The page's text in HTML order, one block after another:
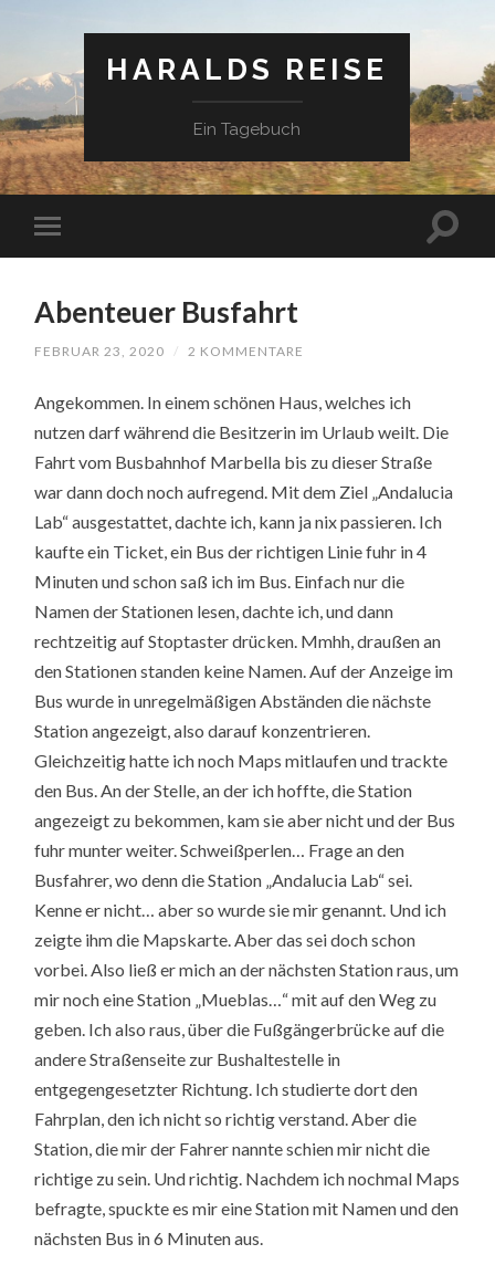
HARALDS REISE
Ein Tagebuch
Abenteuer Busfahrt
FEBRUAR 23, 2020 / 2 KOMMENTARE
Angekommen. In einem schönen Haus, welches ich
nutzen darf während die Besitzerin im Urlaub weilt. Die
Fahrt vom Busbahnhof Marbella bis zu dieser Straße
war dann doch noch aufregend. Mit dem Ziel „Andalucia
Lab“ ausgestattet, dachte ich, kann ja nix passieren. Ich
kaufte ein Ticket, ein Bus der richtigen Linie fuhr in 4
Minuten und schon saß ich im Bus. Einfach nur die
Namen der Stationen lesen, dachte ich, und dann
rechtzeitig auf Stoptaster drücken. Mmhh, draußen an
den Stationen standen keine Namen. Auf der Anzeige im
Bus wurde in unregelmäßigen Abständen die nächste
Station angezeigt, also darauf konzentrieren.
Gleichzeitig hatte ich noch Maps mitlaufen und trackte
den Bus. An der Stelle, an der ich hoffte, die Station
angezeigt zu bekommen, kam sie aber nicht und der Bus
fuhr munter weiter. Schweißperlen… Frage an den
Busfahrer, wo denn die Station „Andalucia Lab“ sei.
Kenne er nicht… aber so wurde sie mir genannt. Und ich
zeigte ihm die Mapskarte. Aber das sei doch schon
vorbei. Also ließ er mich an der nächsten Station raus, um
mir noch eine Station „Mueblas…“ mit auf den Weg zu
geben. Ich also raus, über die Fußgängerbrücke auf die
andere Straßenseite zur Bushaltestelle in
entgegengesetzter Richtung. Ich studierte dort den
Fahrplan, den ich nicht so richtig verstand. Aber die
Station, die mir der Fahrer nannte schien mir nicht die
richtige zu sein. Und richtig. Nachdem ich nochmal Maps
befragte, spuckte es mir eine Station mit Namen und den
nächsten Bus in 6 Minuten aus.